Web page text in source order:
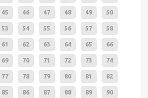
45 46 47 48 49 50
53 54 55 56 57 58
61 62 63 64 65 66
69 70 71 72 73 74
77 78 79 80 81 82
85 86 87 88 89 90